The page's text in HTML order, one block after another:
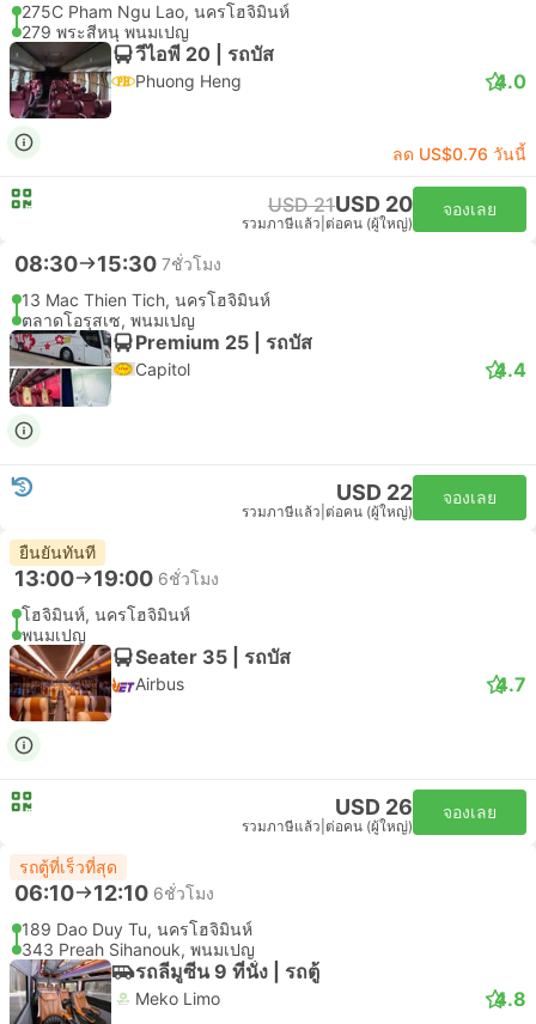
275C Pham Ngu Lao, นครโฮจิมินห์
279 พระสีหนุ พนมเปญ
วีไอพี 20 | รถบัส
Phuong Heng 4.0
ลด US$0.76 วันนี้
USD 21USD 20
รวมภาษีแล้ว ต่อคน (ผู้ใหญ่)
จองเลย
08:30 15:30 7ชั่วโมง
13 Mac Thien Tich, นครโฮจิมินห์
ตลาดโอรุสเซ, พนมเปญ
Premium 25 | รถบัส
Capitol 4.4
USD 22
รวมภาษีแล้ว ต่อคน (ผู้ใหญ่)
จองเลย
ยืนยันทันที
13:00 19:00 6ชั่วโมง
โฮจิมินห์, นครโฮจิมินห์
พนมเปญ
Seater 35 | รถบัส
Airbus 4.7
USD 26
รวมภาษีแล้ว ต่อคน (ผู้ใหญ่)
จองเลย
รถตู้ที่เร็วที่สุด
06:10 12:10 6ชั่วโมง
189 Dao Duy Tu, นครโฮจิมินห์
343 Preah Sihanouk, พนมเปญ
รถลีมูซีน 9 ที่นั่ง | รถตู้
Meko Limo 4.8